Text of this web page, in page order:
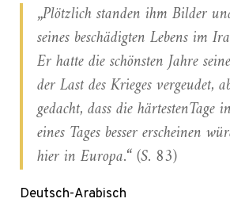
„Plötzlich standen ihm Bilder
seines beschädigten Lebens im
Er hatte die schönsten Jahre
der Last des Krieges vergeudet,
gedacht, dass die härtestenTage
eines Tages besser erscheinen
hier in Europa.“ (S. 83)
Deutsch-Arabisch